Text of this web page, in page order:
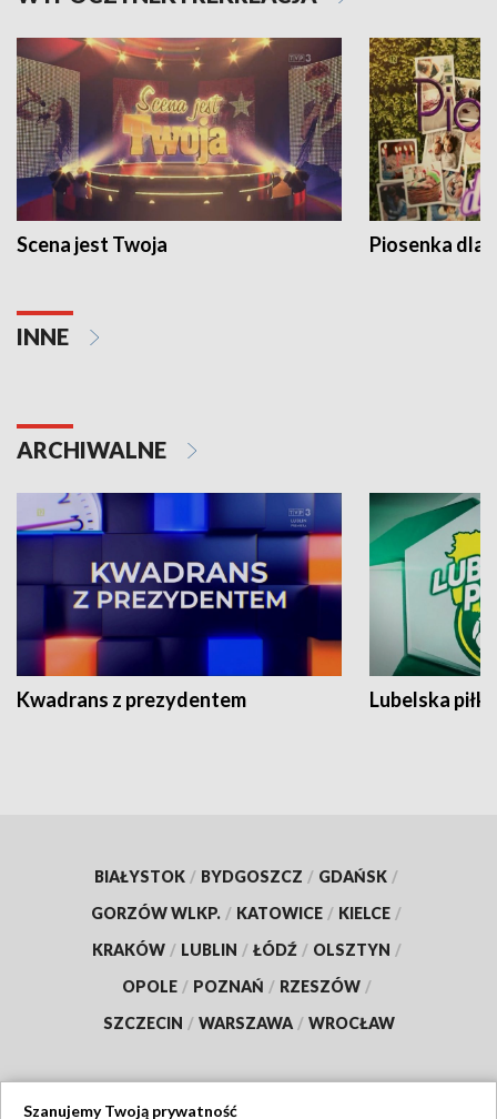
Scena jest Twoja Piosenka dla
INNE
ARCHIWALNE
Kwadrans z prezydentem Lubelska piłka
BIAŁYSTOK / BYDGOSZCZ / GDAŃSK /
GORZÓW WLKP. / KATOWICE / KIELCE /
KRAKÓW / LUBLIN / ŁÓDŹ / OLSZTYN /
OPOLE / POZNAŃ / RZESZÓW /
SZCZECIN / WARSZAWA / WROCŁAW
Szanujemy Twoją prywatność